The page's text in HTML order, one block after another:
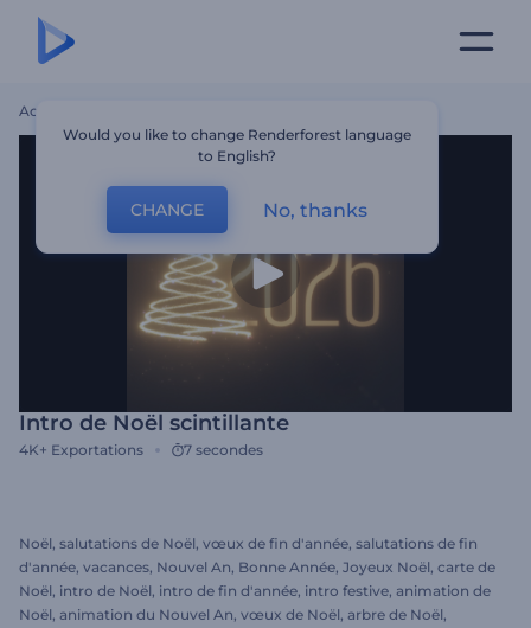
Accueil
Intro de Noël scintillante
4K+ Exportations 7 secondes
Noël, salutations de Noël, vœux de fin d'année, salutations de fin
d'année, vacances, Nouvel An, Bonne Année, Joyeux Noël, carte de
Noël, intro de Noël, intro de fin d'année, intro festive, animation de
Noël, animation du Nouvel An, vœux de Noël, arbre de Noël,
Would you like to change Renderforest language
to English?
CHANGE No, thanks